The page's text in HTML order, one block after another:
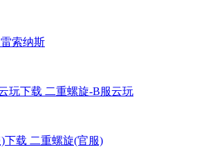
雷索纳斯
二重螺旋-B服云玩
二重螺旋(官服)